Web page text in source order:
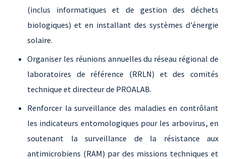
(inclus informatiques et de gestion des déchets
biologiques) et en installant des systèmes d'énergie
solaire.
Organiser les réunions annuelles du réseau régional de
laboratoires de référence (RRLN) et des comités
technique et directeur de PROALAB.
Renforcer la surveillance des maladies en contrôlant
les indicateurs entomologiques pour les arbovirus, en
soutenant la surveillance de la résistance aux
antimicrobiens (RAM) par des missions techniques et